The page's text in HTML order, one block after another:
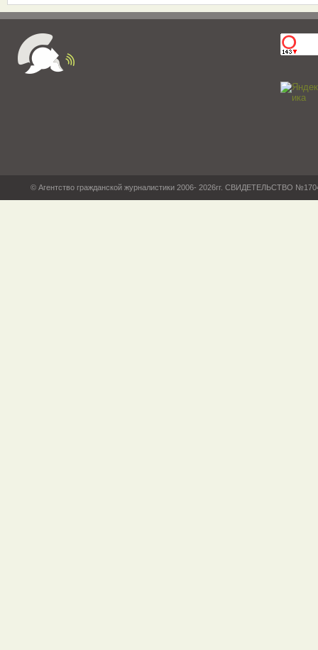
© Агентство гражданской журналистики 2006- 2026гг. СВИДЕТЕЛЬСТВО